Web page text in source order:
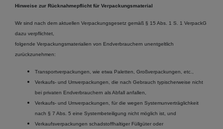
Hinweise zur Rücknahmepflicht für Verpackungsmaterial
Wir sind nach dem aktuellen Verpackungsgesetz gemäß § 15 Abs. 1 S. 1 VerpackG
dazu verpflichtet,
folgende Verpackungsmaterialien von Endverbrauchern unentgeltlich
zurückzunehmen:
Transportverpackungen, wie etwa Paletten, Großverpackungen, etc.,
Verkaufs- und Umverpackungen, die nach Gebrauch typischerweise nicht
bei privaten Endverbrauchern als Abfall anfallen,
Verkaufs- und Umverpackungen, für die wegen Systemunverträglichkeit
nach § 7 Abs. 5 eine Systembeteiligung nicht möglich ist, und
Verkaufsverpackungen schadstoffhaltiger Füllgüter oder